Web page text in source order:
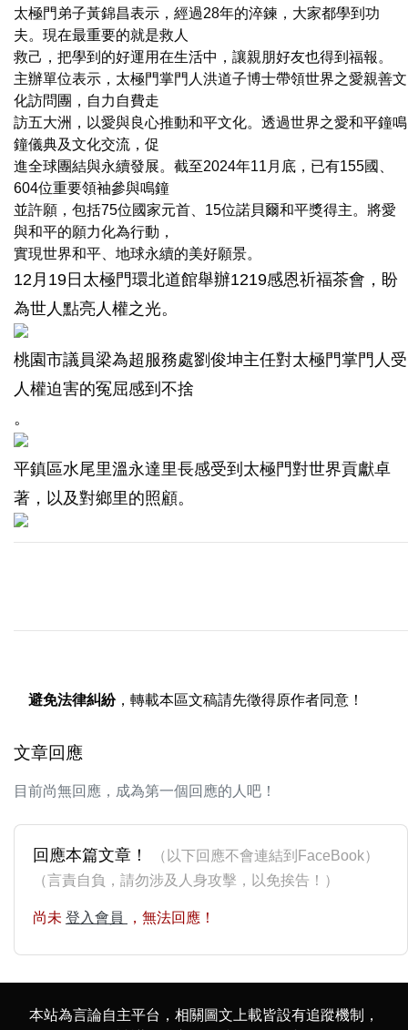
太極門弟子黃錦昌表示，經過28年的淬鍊，大家都學到功
夫。現在最重要的就是救人
救己，把學到的好運用在生活中，讓親朋好友也得到福報。
主辦單位表示，太極門掌門人洪道子博士帶領世界之愛親善文
化訪問團，自力自費走
訪五大洲，以愛與良心推動和平文化。透過世界之愛和平鐘鳴
鐘儀典及文化交流，促
進全球團結與永續發展。截至2024年11月底，已有155國、
604位重要領袖參與鳴鐘
並許願，包括75位國家元首、15位諾貝爾和平獎得主。將愛
與和平的願力化為行動，
實現世界和平、地球永續的美好願景。
12月19日太極門環北道館舉辦1219感恩祈福茶會，盼
為世人點亮人權之光。
桃園市議員梁為超服務處劉俊坤主任對太極門掌門人受
人權迫害的冤屈感到不捨
。
平鎮區水尾里溫永達里長感受到太極門對世界貢獻卓
著，以及對鄉里的照顧。
避免法律糾紛，轉載本區文稿請先徵得原作者同意！
文章回應
目前尚無回應，成為第一個回應的人吧！
回應本篇文章！
（以下回應不會連結到FaceBook）
（言責自負，請勿涉及人身攻擊，以免挨告！）
尚未 登入會員 ，無法回應！
本站為言論自主平台，相關圖文上載皆設有追蹤機制，